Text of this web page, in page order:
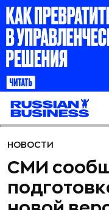
НОВОСТИ
СМИ